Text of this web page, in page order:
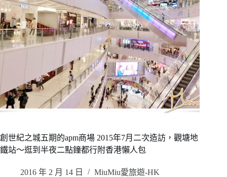
創世紀之城五期的apm商場 2015年7月二次造訪，觀塘地
鐵站～逛到半夜二點鐘都行附香港懶人包
2016 年 2 月 14 日 MiuMiu愛旅遊-HK